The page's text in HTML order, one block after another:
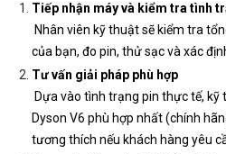
Tiếp nhận máy và kiểm tra tình
Nhân viên kỹ thuật sẽ kiểm tra
của bạn, đo pin, thử sạc và xác
Tư vấn giải pháp phù hợp
Dựa vào tình trạng pin thực tế, kỹ
Dyson V6 phù hợp nhất (chính
tương thích nếu khách hàng yêu